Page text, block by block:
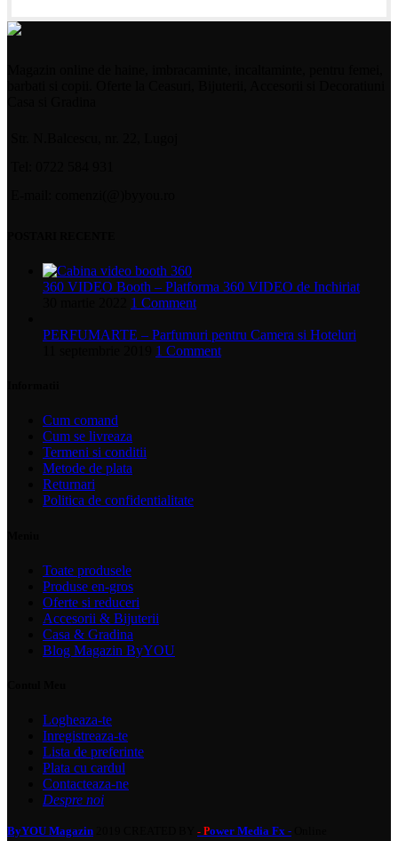
360 VIDEO Booth – Platforma 360 VIDEO de Inchiriat
1 Comment
PERFUMARTE – Parfumuri pentru Camera si Hoteluri
1 Comment
Cum comand
Cum se livreaza
Termeni si conditii
Metode de plata
Returnari
Politica de confidentialitate
Toate produsele
Produse en-gros
Oferte si reduceri
Accesorii & Bijuterii
Casa & Gradina
Blog Magazin ByYOU
Logheaza-te
Inregistreaza-te
Lista de preferinte
Plata cu cardul
Contacteaza-ne
Despre noi
ByYOU Magazin - Power Media Fx -